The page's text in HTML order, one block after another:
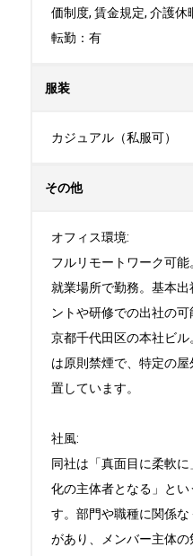
価制度, 賃金規定, 介護休
転勤：有
服装
カジュアル（私服可）
その他
オフィス環境:
フルリモートワーク可
就業場所で勤務。基本
ントや研修での出社の
京都千代田区の本社ビ
は原則禁煙で、特定の
置しています。
社風:
同社は「真面目に柔軟
化の主体者となる」と
す。部門や職種に関係
があり、メンバー主体